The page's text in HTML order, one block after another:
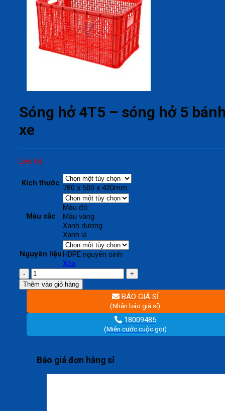
Sóng hở 4T5 – sóng hở 5
xe
Liên hệ
Kích thước
780 x 500 x 430mm
Màu sắc
Màu đỏ
Màu vàng
Xanh dương
Xanh lá
Nguyên liệuHDPE nguyên sinh
Xóa
Sóng
hở
4T5
bánh
lượng
Thêm vào giỏ hàng
BÁO GIÁ SỈ
(Nhận báo giá sỉ)
18009485
(Miễn cước cuộc gọi)
Báo giá đơn hàng sỉ